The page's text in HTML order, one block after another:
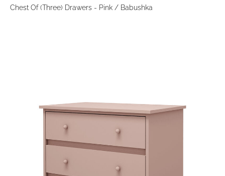
Chest Of (Three) Drawers - Pink / Babushka